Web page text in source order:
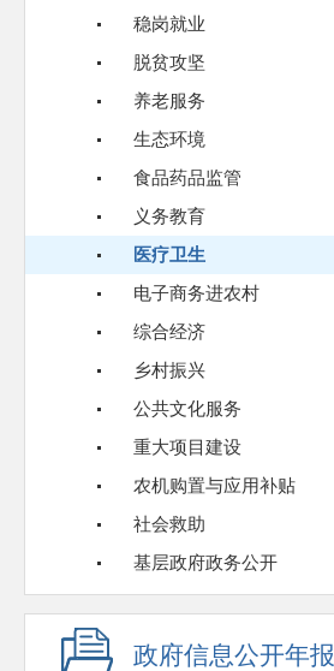
稳岗就业
脱贫攻坚
养老服务
生态环境
食品药品监管
义务教育
医疗卫生
电子商务进农村
综合经济
乡村振兴
公共文化服务
重大项目建设
农机购置与应用补贴
社会救助
基层政府政务公开
政府信息公开年报